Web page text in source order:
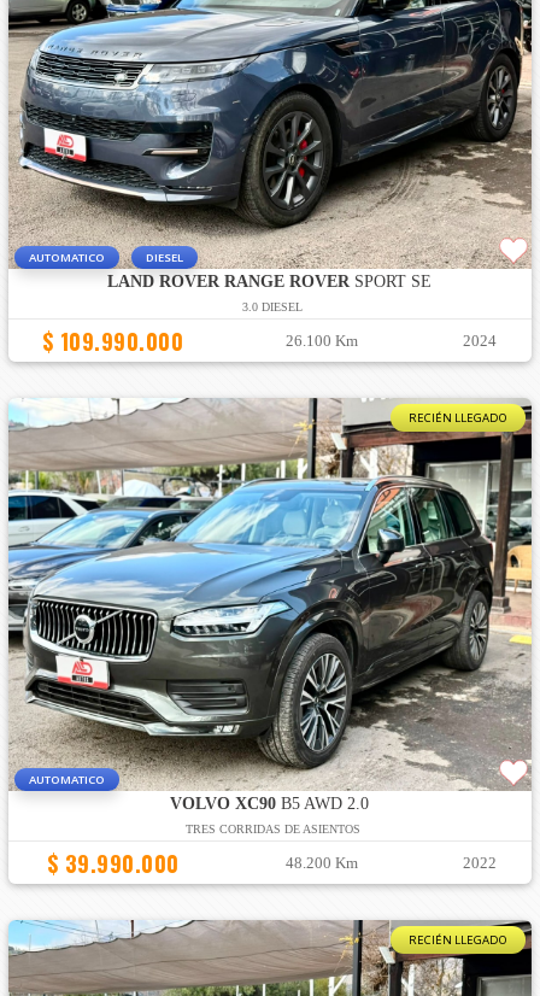
AUTOMATICO DIESEL
LAND ROVER RANGE ROVERSPORT SE
3.0 DIESEL
$ 109.990.000 26.100 Km 2024
RECIÉN LLEGADO
AUTOMATICO
VOLVO XC90 B5 AWD 2.0
TRES CORRIDAS DE ASIENTOS
$ 39.990.000 48.200 Km 2022
RECIÉN LLEGADO